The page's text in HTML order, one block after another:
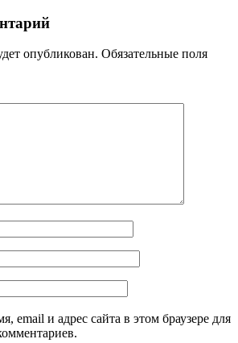
опубликован. Обязательные поля
email и адрес сайта в этом браузере для